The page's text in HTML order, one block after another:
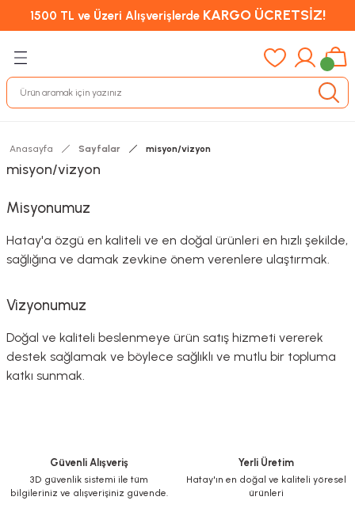
1500 TL ve Üzeri Alışverişlerde KARGO ÜCRETSİZ!
Anasayfa Sayfalar misyon/vizyon
misyon/vizyon
Misyonumuz
Hatay'a özgü en kaliteli ve en doğal ürünleri en hızlı şekilde,
sağlığına ve damak zevkine önem verenlere ulaştırmak.
Vizyonumuz
Doğal ve kaliteli beslenmeye ürün satış hizmeti vererek
destek sağlamak ve böylece sağlıklı ve mutlu bir topluma
katkı sunmak.
Güvenli Alışveriş
3D güvenlik sistemi ile tüm
bilgileriniz ve alışverişiniz güvende.
Yerli Üretim
Hatay'ın en doğal ve kaliteli yöresel
ürünleri